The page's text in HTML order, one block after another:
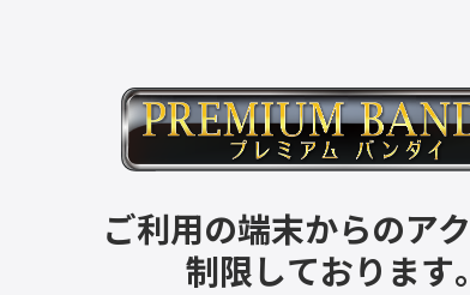
ご利用の端末からのア
制限しております。